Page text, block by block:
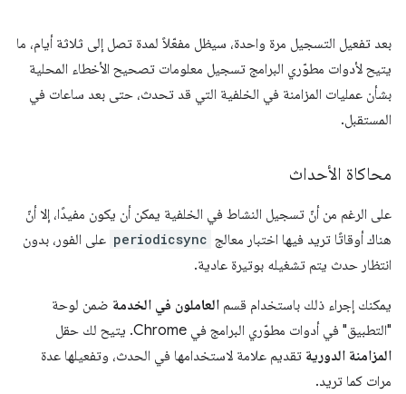
بعد تفعيل التسجيل مرة واحدة، سيظل مفعّلاً لمدة تصل إلى ثلاثة أيام، ما
يتيح لأدوات مطوّري البرامج تسجيل معلومات تصحيح الأخطاء المحلية
بشأن عمليات المزامنة في الخلفية التي قد تحدث، حتى بعد ساعات في
المستقبل.
محاكاة الأحداث
على الرغم من أنّ تسجيل النشاط في الخلفية يمكن أن يكون مفيدًا، إلا أنّ
هناك أوقاتًا تريد فيها اختبار معالج periodicsync على الفور، بدون
انتظار حدث يتم تشغيله بوتيرة عادية.
يمكنك إجراء ذلك باستخدام قسم العاملون في الخدمة ضمن لوحة
"التطبيق" في أدوات مطوّري البرامج في Chrome. يتيح لك حقل
المزامنة الدورية تقديم علامة لاستخدامها في الحدث، وتفعيلها عدة
مرات كما تريد.